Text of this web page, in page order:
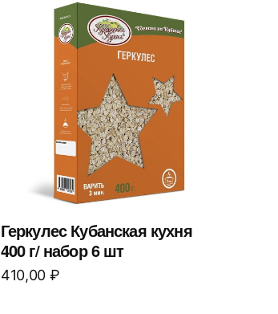
Геркулес Кубанская кухня
400 г/ набор 6 шт
410,00 ₽